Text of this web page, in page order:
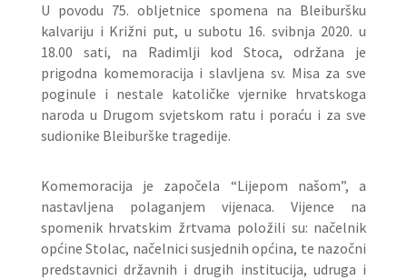
U povodu 75. obljetnice spomena na Bleiburšku
kalvariju i Križni put, u subotu 16. svibnja 2020. u
18.00 sati, na Radimlji kod Stoca, održana je
prigodna komemoracija i slavljena sv. Misa za sve
poginule i nestale katoličke vjernike hrvatskoga
naroda u Drugom svjetskom ratu i poraću i za sve
sudionike Bleiburške tragedije.
Komemoracija je započela “Lijepom našom”, a
nastavljena polaganjem vijenaca. Vijence na
spomenik hrvatskim žrtvama položili su: načelnik
općine Stolac, načelnici susjednih općina, te nazočni
predstavnici državnih i drugih institucija, udruga i